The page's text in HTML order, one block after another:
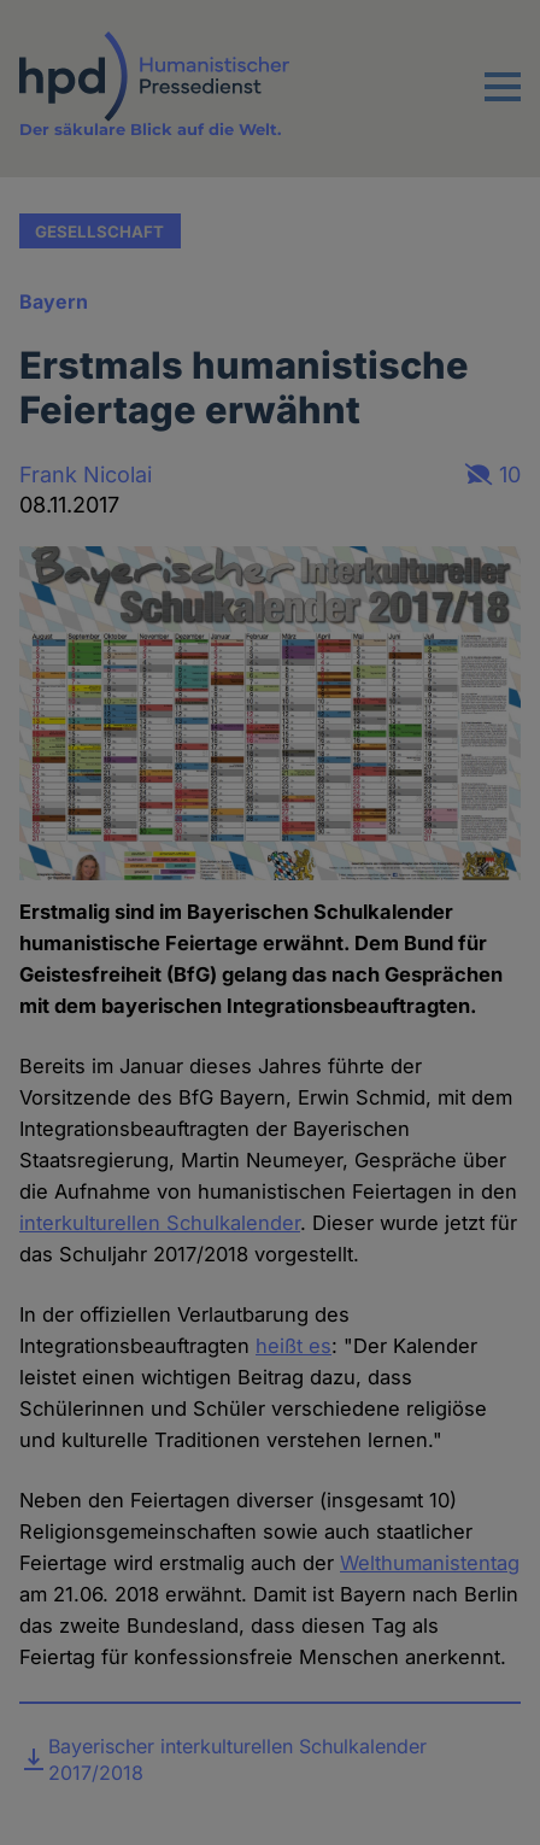
Inhalt
Menu
Der säkulare Blick auf die Welt.
GESELLSCHAFT
Bayern
Erstmals humanistische
Feiertage erwähnt
Frank Nicolai
08.11.2017
10
Erstmalig sind im Bayerischen Schulkalender
humanistische Feiertage erwähnt. Dem Bund für
Geistesfreiheit (BfG) gelang das nach Gesprächen
mit dem bayerischen Integrationsbeauftragten.
Bereits im Januar dieses Jahres führte der
Vorsitzende des BfG Bayern, Erwin Schmid, mit dem
Integrationsbeauftragten der Bayerischen
Staatsregierung, Martin Neumeyer, Gespräche über
die Aufnahme von humanistischen Feiertagen in den
interkulturellen Schulkalender. Dieser wurde jetzt für
das Schuljahr 2017/2018 vorgestellt.
In der offiziellen Verlautbarung des
Integrationsbeauftragten heißt es: "Der Kalender
leistet einen wichtigen Beitrag dazu, dass
Schülerinnen und Schüler verschiedene religiöse
und kulturelle Traditionen verstehen lernen."
Neben den Feiertagen diverser (insgesamt 10)
Religionsgemeinschaften sowie auch staatlicher
Feiertage wird erstmalig auch derWelthumanistentag
am 21.06. 2018 erwähnt. Damit ist Bayern nach Berlin
das zweite Bundesland, dass diesen Tag als
Feiertag für konfessionsfreie Menschen anerkennt.
DateiBayerischer interkulturellen Schulkalender
2017/2018